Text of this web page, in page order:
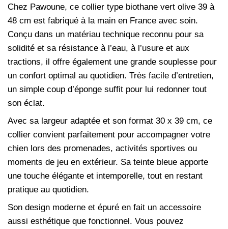
Chez Pawoune, ce collier type biothane vert olive 39 à
48 cm est fabriqué à la main en France avec soin.
Conçu dans un matériau technique reconnu pour sa
solidité et sa résistance à l’eau, à l’usure et aux
tractions, il offre également une grande souplesse pour
un confort optimal au quotidien. Très facile d’entretien,
un simple coup d’éponge suffit pour lui redonner tout
son éclat.
Avec sa largeur adaptée et son format 30 x 39 cm, ce
collier convient parfaitement pour accompagner votre
chien lors des promenades, activités sportives ou
moments de jeu en extérieur. Sa teinte bleue apporte
une touche élégante et intemporelle, tout en restant
pratique au quotidien.
Son design moderne et épuré en fait un accessoire
aussi esthétique que fonctionnel. Vous pouvez